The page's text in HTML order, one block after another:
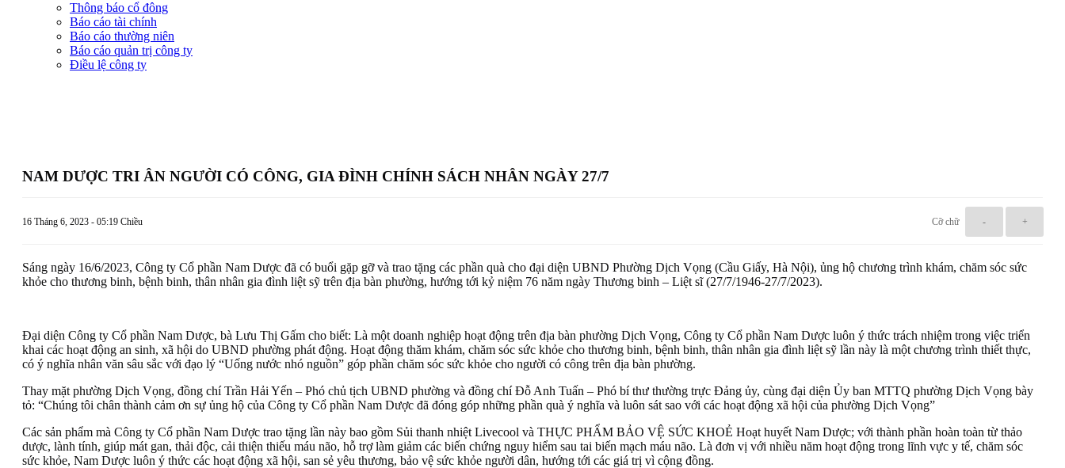
Thông báo cổ đông
Báo cáo tài chính
Báo cáo thường niên
Báo cáo quản trị công ty
Điều lệ công ty
NAM DƯỢC TRI ÂN NGƯỜI CÓ CÔNG, GIA ĐÌNH CHÍNH SÁCH NHÂN NGÀY 27/7
16 Tháng 6, 2023 - 05:19 Chiều Cỡ chữ - +
Sáng ngày 16/6/2023, Công ty Cổ phần Nam Dược đã có buổi gặp gỡ và trao tặng các phần quà cho đại diện UBND Phường Dịch Vọng (Cầu Giấy, Hà Nội), ủng hộ chương trình khám, chăm sóc sức
khỏe cho thương binh, bệnh binh, thân nhân gia đình liệt sỹ trên địa bàn phường, hướng tới kỷ niệm 76 năm ngày Thương binh – Liệt sĩ (27/7/1946-27/7/2023).
Đại diện Công ty Cổ phần Nam Dược, bà Lưu Thị Gấm cho biết: Là một doanh nghiệp hoạt động trên địa bàn phường Dịch Vọng, Công ty Cổ phần Nam Dược luôn ý thức trách nhiệm trong việc triển
khai các hoạt động an sinh, xã hội do UBND phường phát động. Hoạt động thăm khám, chăm sóc sức khỏe cho thương binh, bệnh binh, thân nhân gia đình liệt sỹ lần này là một chương trình thiết thực,
có ý nghĩa nhân văn sâu sắc với đạo lý “Uống nước nhó nguồn” góp phần chăm sóc sức khỏe cho người có công trên địa bàn phường.
Thay mặt phường Dịch Vọng, đồng chí Trần Hải Yến – Phó chủ tịch UBND phường và đồng chí Đỗ Anh Tuấn – Phó bí thư thường trực Đảng ủy, cùng đại diện Ủy ban MTTQ phường Dịch Vọng bày
tỏ: “Chúng tôi chân thành cảm ơn sự ủng hộ của Công ty Cổ phần Nam Dược đã đóng góp những phần quà ý nghĩa và luôn sát sao với các hoạt động xã hội của phường Dịch Vọng”
Các sản phẩm mà Công ty Cổ phần Nam Dược trao tặng lần này bao gồm Sủi thanh nhiệt Livecool và THỰC PHẨM BẢO VỆ SỨC KHOẺ Hoạt huyết Nam Dược; với thành phần hoàn toàn từ thảo
dược, lành tính, giúp mát gan, thải độc, cải thiện thiếu máu não, hỗ trợ làm giảm các biến chứng nguy hiểm sau tai biến mạch máu não. Là đơn vị với nhiều năm hoạt động trong lĩnh vực y tế, chăm sóc
sức khỏe, Nam Dược luôn ý thức các hoạt động xã hội, san sẻ yêu thương, bảo vệ sức khỏe người dân, hướng tới các giá trị vì cộng đồng.